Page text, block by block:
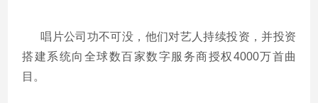
唱片公司功不可没，他们对艺人持续投资，并投资
搭建系统向全球数百家数字服务商授权4000万首曲
目。